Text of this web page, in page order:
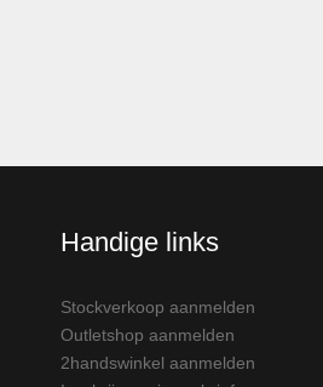
Handige links
Stockverkoop aanmelden
Outletshop aanmelden
2handswinkel aanmelden